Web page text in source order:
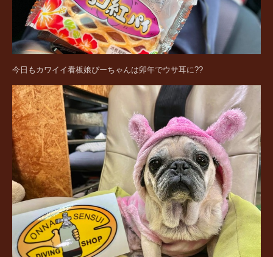
今日もカワイイ看板娘ぴーちゃんは卯年でウサ耳に??